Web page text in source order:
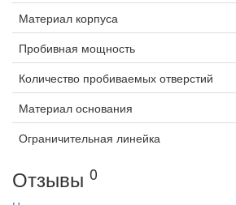
Материал корпуса
Пробивная мощность
Количество пробиваемых отверстий
Материал основания
Ограничительная линейка
Отзывы 0